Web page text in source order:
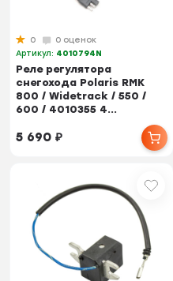
0
0 оценок
Артикул: 4010794N
Реле регулятора
снегохода Polaris RMK
800 / Widetrack / 550 /
600 / 4010355 4...
5 690₽